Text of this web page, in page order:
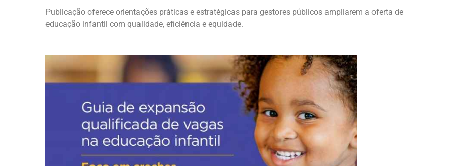
Publicação oferece orientações práticas e estratégicas para gestores públicos ampliarem a oferta de
educação infantil com qualidade, eficiência e equidade.